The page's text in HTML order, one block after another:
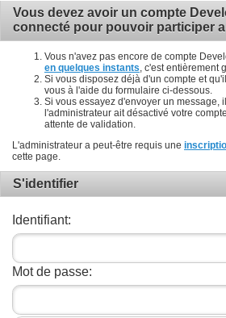
Vous devez avoir un compte
connecté pour pouvoir participer
Vous n'avez pas encore de compte
en quelques instants , c'est entièrement
Si vous disposez déjà d'un compte et
vous à l'aide du formulaire ci-dessous.
Si vous essayez d'envoyer un message,
l'administrateur ait désactivé votre
attente de validation.
L'administrateur a peut-être requis une
cette page.
S'identifier
Identifiant:
Mot de passe: